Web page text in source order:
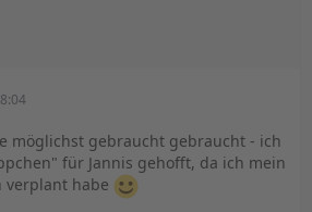
möglichst gebraucht gebraucht - ich
für Jannis gehofft, da ich mein
verplant habe